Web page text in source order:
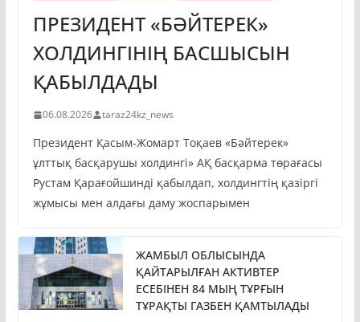
ПРЕЗИДЕНТ «БӘЙТЕРЕК»
ХОЛДИНГІНІҢ БАСШЫСЫН
ҚАБЫЛДАДЫ
06.08.2026 taraz24kz_news
Президент Қасым-Жомарт Тоқаев «Бәйтерек»
ұлттық басқарушы холдингі» АҚ басқарма төрағасы
Рустам Қарағойшинді қабылдап, холдингтің қазіргі
жұмысы мен алдағы даму жоспарымен
ЖАМБЫЛ ОБЛЫСЫНДА
ҚАЙТАРЫЛҒАН АКТИВТЕР
ЕСЕБІНЕН 84 МЫҢ ТҰРҒЫН
ТҰРАҚТЫ ГАЗБЕН ҚАМТЫЛАДЫ